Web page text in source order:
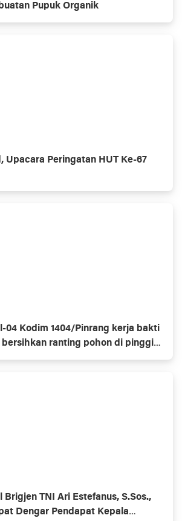
Pupuk Organik
Upacara Peringatan HUT Ke-67
04 Kodim 1404/Pinrang kerja bakti
bersihkan ranting pohon di pinggir
Brigjen TNI Ari Estefanus, S.Sos.,
Dengar Pendapat Kepala